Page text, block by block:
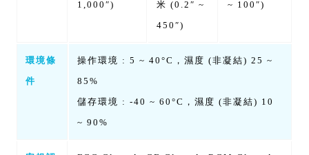
1,000″)
米 (0.2″ ~
450″)
~ 100″)
環境條
件
操作環境 : 5 ~ 40°C，濕度 (非凝結) 25 ~
85%
儲存環境 : -40 ~ 60°C，濕度 (非凝結) 10
~ 90%